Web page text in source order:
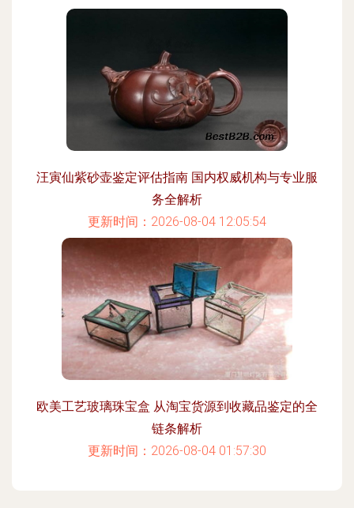
汪寅仙紫砂壶鉴定评估指南 国内权威机构与专业服
务全解析
更新时间：2026-08-04 12:05:54
欧美工艺玻璃珠宝盒 从淘宝货源到收藏品鉴定的全
链条解析
更新时间：2026-08-04 01:57:30